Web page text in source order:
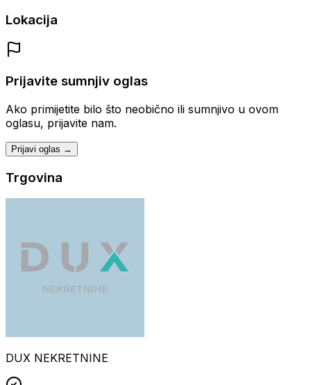
Lokacija
Prijavite sumnjiv oglas
Ako primijetite bilo što neobično ili sumnjivo u ovom
oglasu, prijavite nam.
Prijavi oglas →
Trgovina
DUX NEKRETNINE